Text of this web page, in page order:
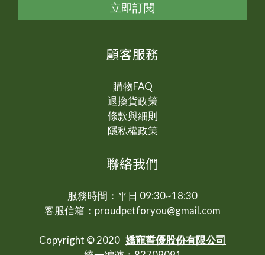
立即訂閱
顧客服務
購物FAQ
退換貨政策
條款與細則
隱私權政策
聯絡我們
服務時間：平日 09:30~18:30
客服信箱：proudpetforyou@gmail.com
Copyright © 2020 嬌寵誓優股份有限公司